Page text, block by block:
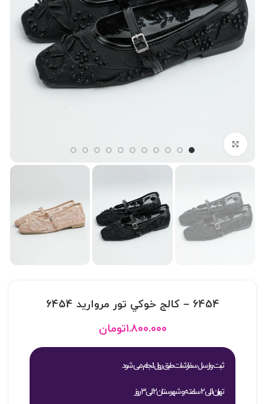
6454 – کالج خوکي تور مرواريد 6454
۱.۸۰۰.۰۰۰تومان
ثبت و ارسال سفارشات طبق روال انجام می شود
تهران 1 الی 2 ساعته و شهرستان 2 الی 3 روز